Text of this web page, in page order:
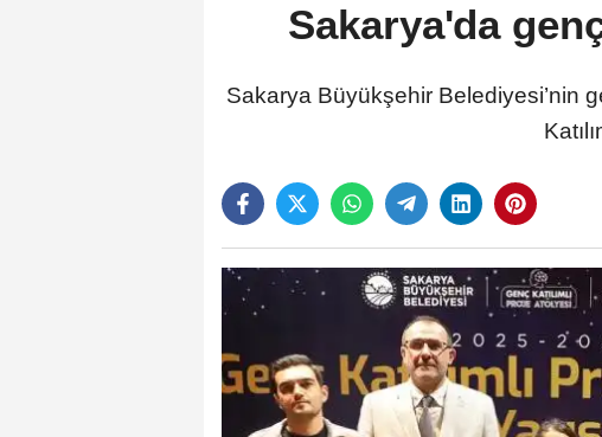
Sakarya'da
Sakarya Büyükşehir Belediyesi’nin